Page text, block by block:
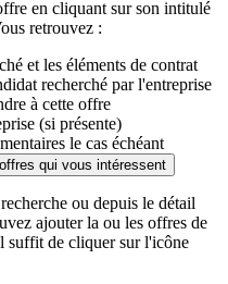
en cliquant sur son intitulé
retrouvez :
et les éléments de contrat
recherché par l'entreprise
à cette offre
(si présente)
le cas échéant
qui vous intéressent
ou depuis le détail
ajouter la ou les offres de
suffit de cliquer sur l'icône